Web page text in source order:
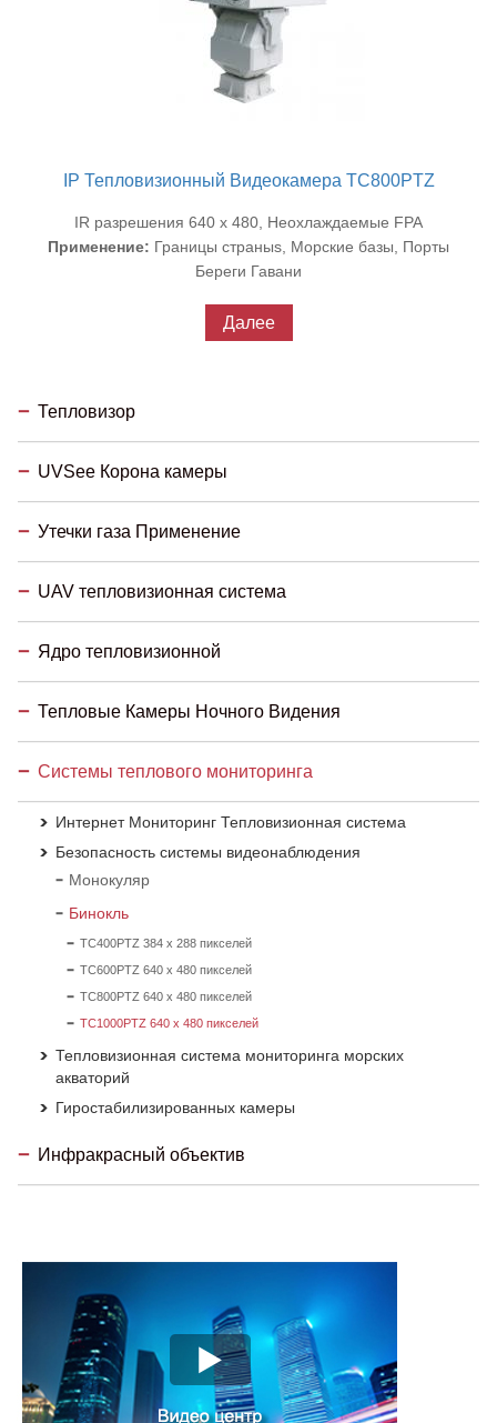
IP Тепловизионный Видеокамера TC800PTZ
IR разрешения 640 x 480, Неохлаждаемые FPA
Применение: Границы страныs, Морские базы, Порты
Береги Гавани
Далее
Тепловизор
UVSee Корона камеры
Утечки газа Применение
UAV тепловизионная система
Ядро тепловизионной
Тепловые Камеры Ночного Видения
Системы теплового мониторинга
Интернет Мониторинг Тепловизионная система
Безопасность системы видеонаблюдения
Монокуляр
Бинокль
TC400PTZ 384 x 288 пикселей
TC600PTZ 640 x 480 пикселей
TC800PTZ 640 x 480 пикселей
TC1000PTZ 640 x 480 пикселей
Тепловизионная система мониторинга морских
акваторий
Гиростабилизированных камеры
Инфракрасный объектив